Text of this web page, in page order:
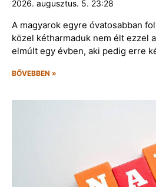
2026. augusztus. 5. 23:28
A magyarok egyre óvatosabban
közel kétharmaduk nem élt ezzel
elmúlt egy évben, aki pedig erre
BŐVEBBEN »